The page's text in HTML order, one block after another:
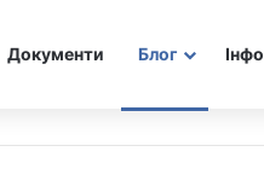
Документи Блог Інфо